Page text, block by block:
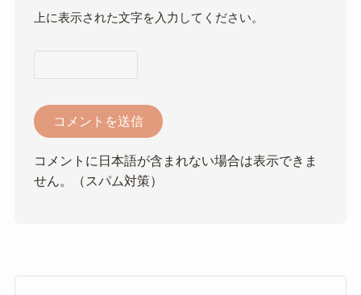
上に表示された文字を入力してください。
コメントに日本語が含まれない場合は表示できま
せん。（スパム対策）